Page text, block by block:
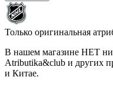
Только оригинальная
В нашем магазине НЕТ
Atributika&club и других
и Китае.